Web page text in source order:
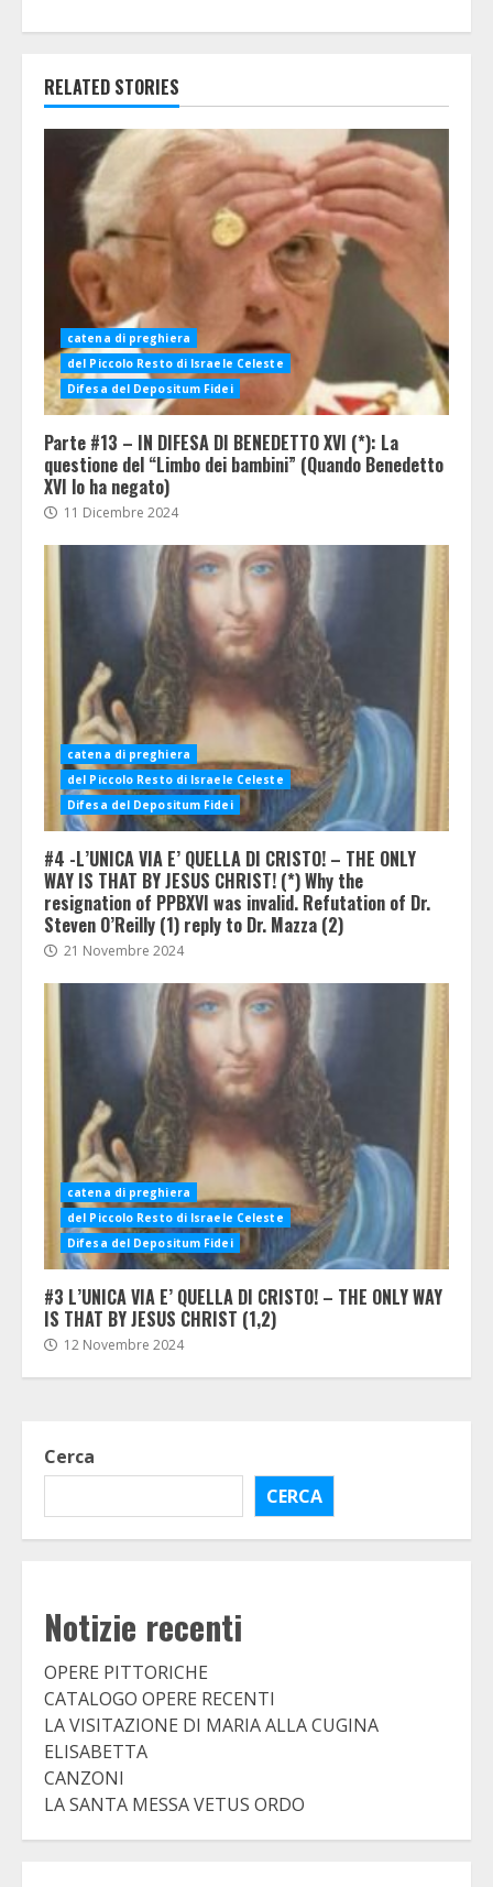
RELATED STORIES
catena di preghiera
del Piccolo Resto di Israele Celeste
Difesa del Depositum Fidei
Parte #13 – IN DIFESA DI BENEDETTO XVI (*): La
questione del “Limbo dei bambini” (Quando Benedetto
XVI lo ha negato)
11 Dicembre 2024
catena di preghiera
del Piccolo Resto di Israele Celeste
Difesa del Depositum Fidei
#4 -L’UNICA VIA E’ QUELLA DI CRISTO! – THE ONLY
WAY IS THAT BY JESUS CHRIST! (*) Why the
resignation of PPBXVI was invalid. Refutation of Dr.
Steven O’Reilly (1) reply to Dr. Mazza (2)
21 Novembre 2024
catena di preghiera
del Piccolo Resto di Israele Celeste
Difesa del Depositum Fidei
#3 L’UNICA VIA E’ QUELLA DI CRISTO! – THE ONLY WAY
IS THAT BY JESUS CHRIST (1,2)
12 Novembre 2024
Cerca
CERCA
Notizie recenti
OPERE PITTORICHE
CATALOGO OPERE RECENTI
LA VISITAZIONE DI MARIA ALLA CUGINA
ELISABETTA
CANZONI
LA SANTA MESSA VETUS ORDO